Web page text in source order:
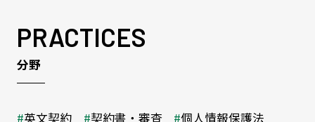
PRACTICES
分野
英文契約 契約書・審査
個人情報保護法